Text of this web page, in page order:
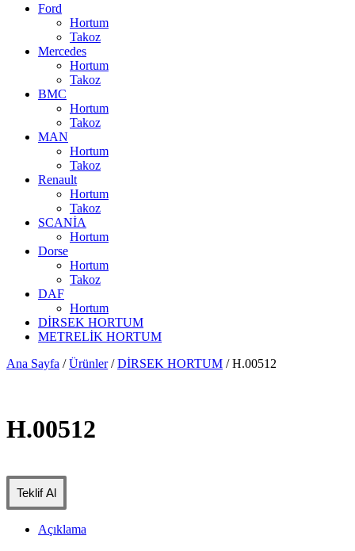
Ford
Hortum
Takoz
Mercedes
Hortum
Takoz
BMC
Hortum
Takoz
MAN
Hortum
Takoz
Renault
Hortum
Takoz
SCANİA
Hortum
Dorse
Hortum
Takoz
DAF
Hortum
DİRSEK HORTUM
METRELİK HORTUM
Ana Sayfa /Ürünler/DİRSEK HORTUM / H.00512
H.00512
Teklif Al
Açıklama